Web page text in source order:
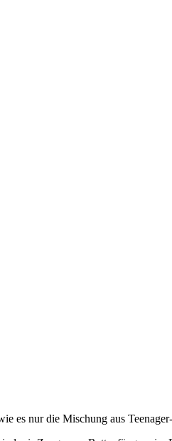
es nur die Mischung aus